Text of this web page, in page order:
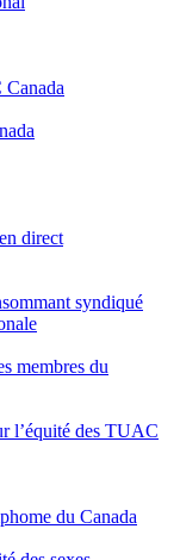
direct
syndiqué
membres du
l’équité des TUAC
du Canada